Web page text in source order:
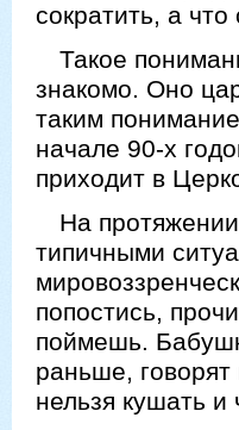
сократить, а
Такое
знакомо. Оно
таким
начале 90-х
приходит в
На
типичными
попостись,
поймешь.
раньше,
нельзя кушать и